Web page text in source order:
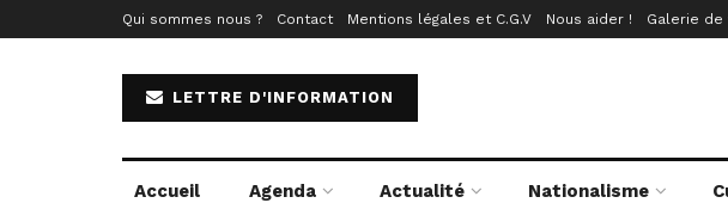
Qui sommes nous ? Contact Mentions légales et C.G.V Nous aider ! Galerie de
LETTRE D'INFORMATION
Accueil Agenda Actualité Nationalisme